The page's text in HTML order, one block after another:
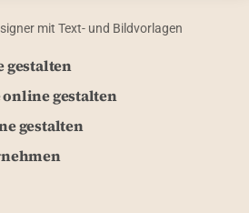
mit Text- und Bildvorlagen
gestalten
online gestalten
gestalten